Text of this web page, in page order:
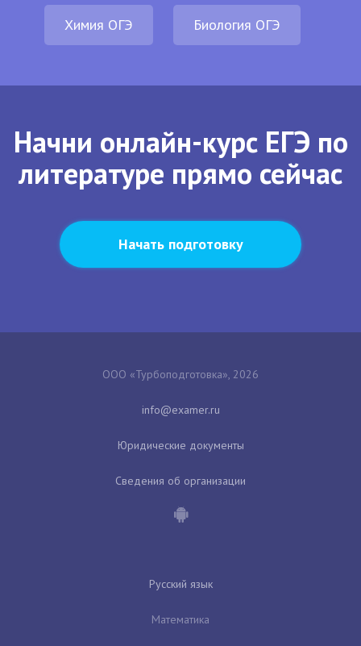
Химия ОГЭ Биология ОГЭ
Начни онлайн-курс ЕГЭ по
литературе прямо сейчас
Начать подготовку
ООО «Турбоподготовка», 2026
Юридические документы
Сведения об организации
Русский язык
Математика